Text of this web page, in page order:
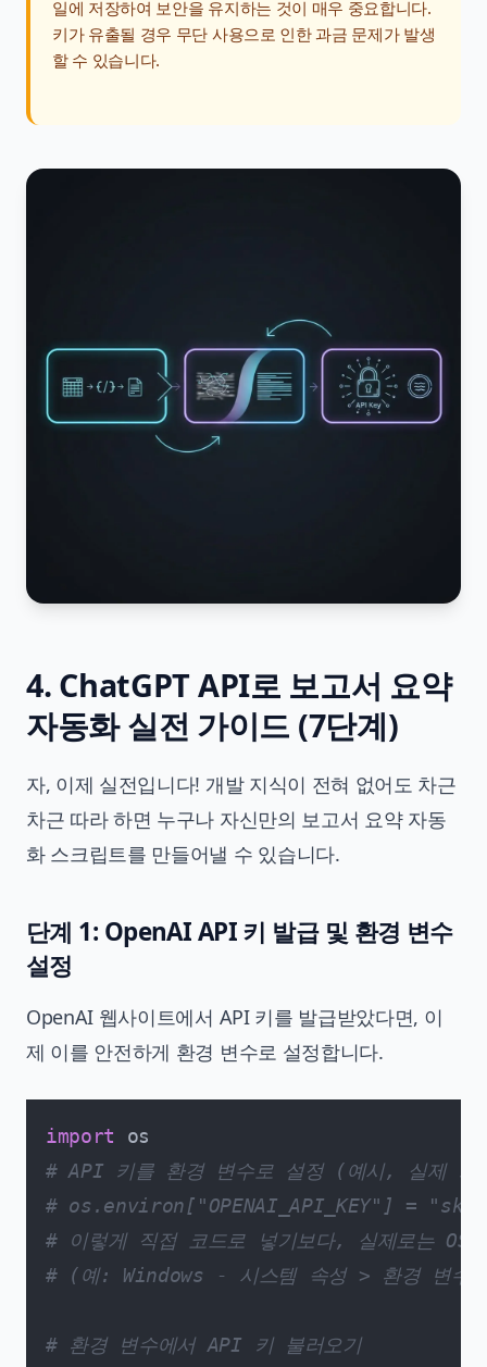
일에 저장하여 보안을 유지하는 것이 매우 중요합니다.
키가 유출될 경우 무단 사용으로 인한 과금 문제가 발생
할 수 있습니다.
4. ChatGPT API로 보고서 요약
자동화 실전 가이드 (7단계)
자, 이제 실전입니다! 개발 지식이 전혀 없어도 차근
차근 따라 하면 누구나 자신만의 보고서 요약 자동
화 스크립트를 만들어낼 수 있습니다.
단계 1: OpenAI API 키 발급 및 환경 변수
설정
OpenAI 웹사이트에서 API 키를 발급받았다면, 이
제 이를 안전하게 환경 변수로 설정합니다.
import
# API 키를 환경 변수로 설정 (예시, 실제 키
# os.environ["OPENAI_API_KEY"] = "sk-
# 이렇게 직접 코드로 넣기보다, 실제로는 OS
# (예: Windows - 시스템 속성 > 환경 변
# 환경 변수에서 API 키 불러오기